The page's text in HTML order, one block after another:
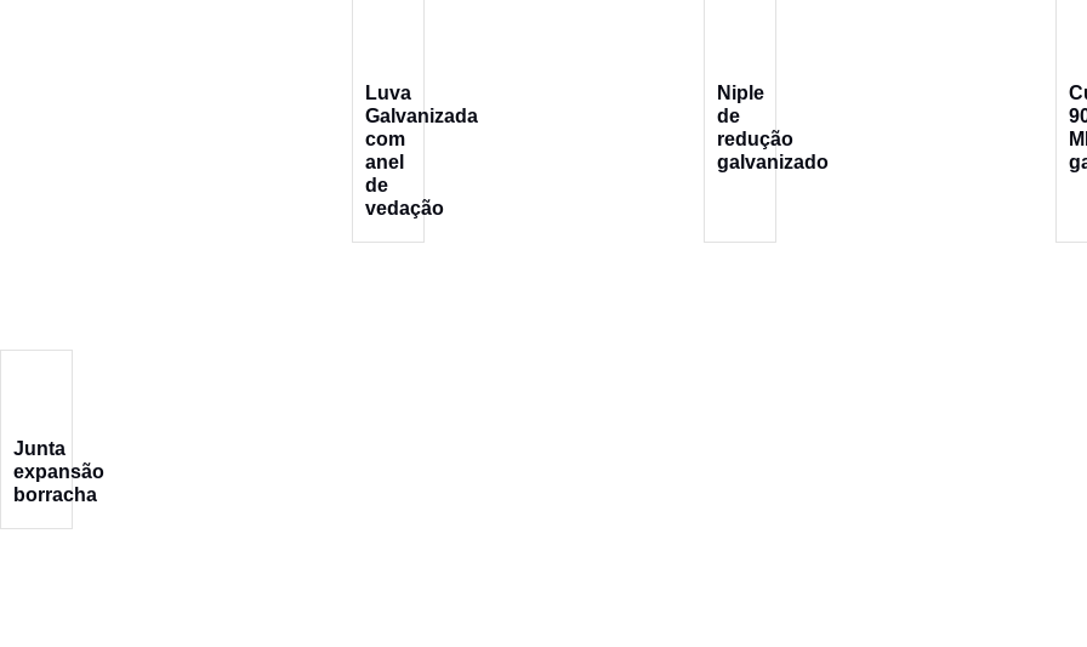
Luva
Galvanizada
com
anel
de
vedação
Niple
de
redução
galvanizado
Junta
expansão
borracha